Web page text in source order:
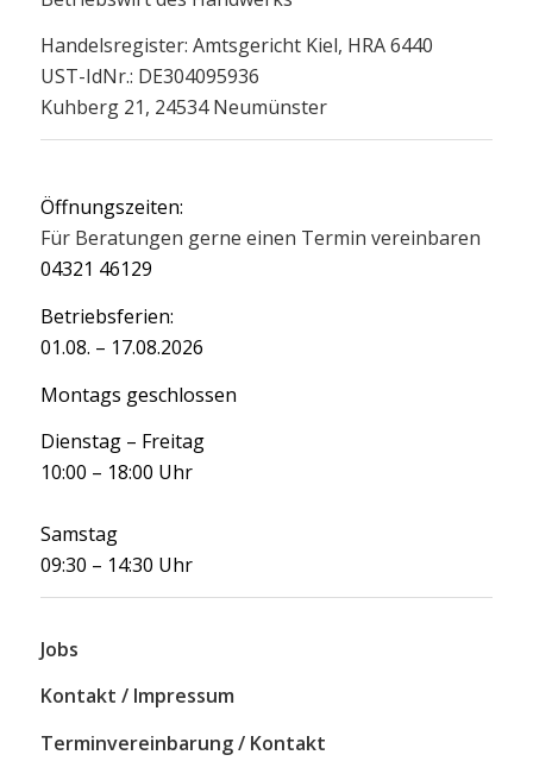
Handelsregister: Amtsgericht Kiel, HRA 6440
UST-IdNr.: DE304095936
Kuhberg 21, 24534 Neumünster
Öffnungszeiten:
Für Beratungen gerne einen Termin vereinbaren
04321 46129
Betriebsferien:
01.08. – 17.08.2026
Montags geschlossen
Dienstag – Freitag
10:00 – 18:00 Uhr
Samstag
09:30 – 14:30 Uhr
Jobs
Kontakt / Impressum
Terminvereinbarung / Kontakt